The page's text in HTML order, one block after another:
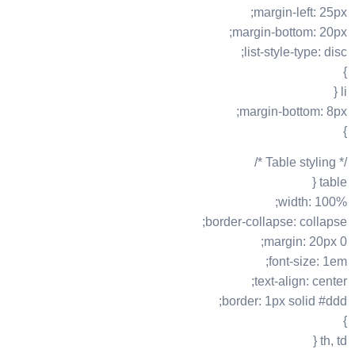
margin-left: 25px;
margin-bottom: 20px;
list-style-type: disc;
}
li {
margin-bottom: 8px;
}
/* Table styling */
table {
width: 100%;
border-collapse: collapse;
margin: 20px 0;
font-size: 1em;
text-align: center;
border: 1px solid #ddd;
}
th, td {